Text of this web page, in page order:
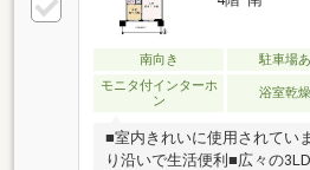
南向き 駐車場
モニタ付インターホ
ン
浴室乾
■室内きれいに使用されてい
り沿いで生活便利■広々の